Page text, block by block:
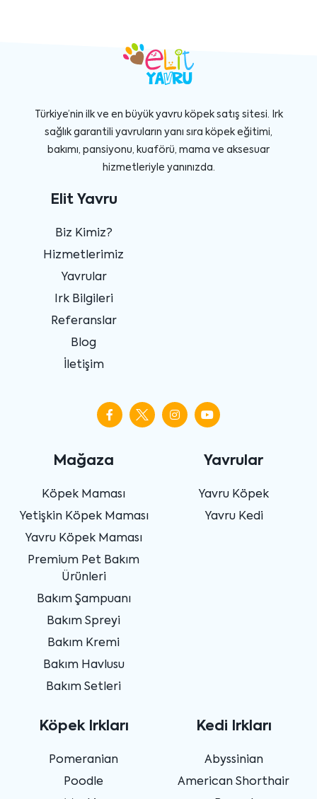
Türkiye’nin ilk ve en büyük yavru köpek satış sitesi. Irk
sağlık garantili yavruların yanı sıra köpek eğitimi,
bakımı, pansiyonu, kuaförü, mama ve aksesuar
hizmetleriyle yanınızda.
Elit Yavru
Biz Kimiz?
Hizmetlerimiz
Yavrular
Irk Bilgileri
Referanslar
Blog
İletişim
Mağaza
Köpek Maması
Yetişkin Köpek Maması
Yavru Köpek Maması
Premium Pet Bakım
Ürünleri
Bakım Şampuanı
Bakım Spreyi
Bakım Kremi
Bakım Havlusu
Bakım Setleri
Yavrular
Yavru Köpek
Yavru Kedi
Köpek Irkları
Pomeranian
Poodle
Kedi Irkları
Abyssinian
American Shorthair